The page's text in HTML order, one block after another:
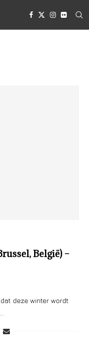
België) –
deze winter wordt